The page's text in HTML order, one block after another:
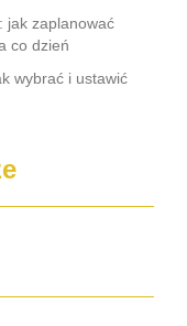
jak zaplanować
co dzień
wybrać i ustawić